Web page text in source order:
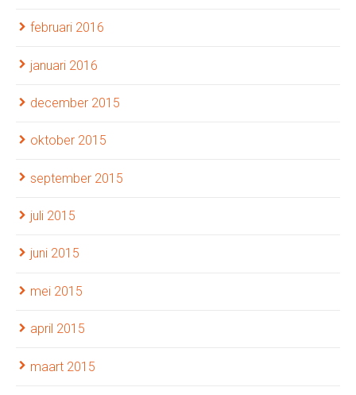
februari 2016
januari 2016
december 2015
oktober 2015
september 2015
juli 2015
juni 2015
mei 2015
april 2015
maart 2015